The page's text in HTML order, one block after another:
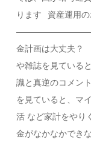
ります⠀資産運用
金計画は大丈夫？
や雑誌を見ている
識と真逆のコメン
を見ていると、マ
活 など家計を や
金がなかなかでき